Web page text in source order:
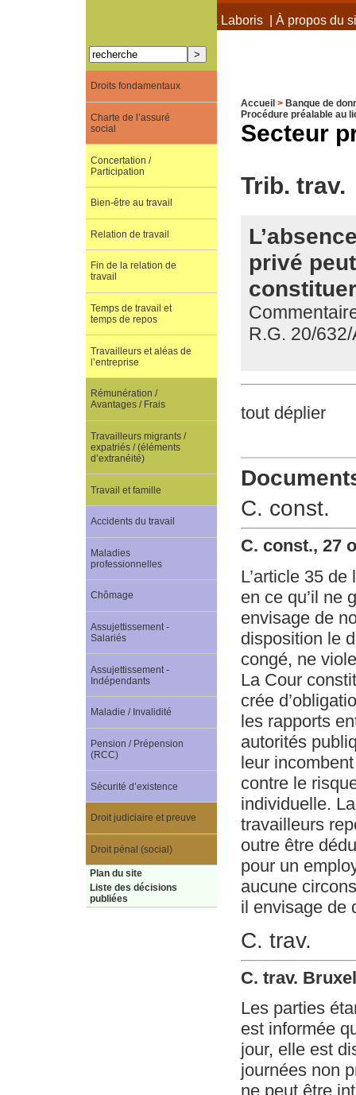
À propos de Terra Laboris| À propos du
Accueil > Banque de
Procédure préalable au
Secteur
Trib. trav.
privé
R.G. 20/632/
tout déplier
C. const.
C. const., 27
L’article 35
en ce qu’il ne
envisage de
disposition le
congé, ne
La Cour
crée
les rapports
autorités
leur
contre le
individuelle.
travailleurs
outre être
pour un
aucune
il envisage de
C. trav.
C. trav.
Les parties
est informée
jour, elle est
journées non
ne peut être
Droits fondamentaux
Charte de l’assuré
social
Concertation /
Participation
Bien-être au travail
Relation de travail
Fin de la relation de
travail
Temps de travail et
temps de repos
Travailleurs et aléas de
l’entreprise
Rémunération /
Avantages / Frais
Travailleurs migrants /
expatriés / (éléments
d’extranéité)
Travail et famille
Accidents du travail
Maladies
professionnelles
Chômage
Assujettissement -
Salariés
Assujettissement -
Indépendants
Maladie / Invalidité
Pension / Prépension
(RCC)
Sécurité d’existence
Droit judiciaire et preuve
Droit pénal (social)
Plan du site
Liste des décisions
publiées